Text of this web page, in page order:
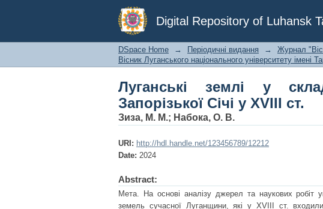
Digital Repository of Luhansk
Луганські землі у складі
DSpace Home → Періодичні видання → Журнал
Вісник Луганського національного університету
Луганські землі у
Запорізької Січі у XVIII ст.
Зиза, М. М.; Набока, О. В.
URI: http://hdl.handle.net/123456789/12212
Date: 2024
Abstract:
Мета. На основі аналізу джерел та наукових робіт
земель сучасної Луганщини, які у XVIII ст.